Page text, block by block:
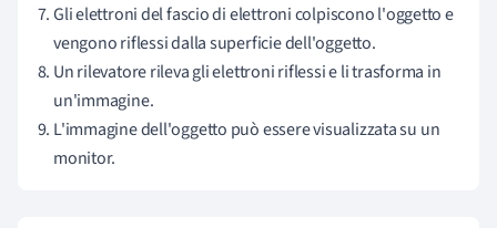
Gli elettroni del fascio di elettroni colpiscono l'oggetto e
vengono riflessi dalla superficie dell'oggetto.
Un rilevatore rileva gli elettroni riflessi e li trasforma in
un'immagine.
L'immagine dell'oggetto può essere visualizzata su un
monitor.